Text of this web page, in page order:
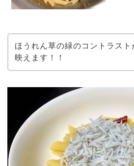
ほうれん草の緑のコントラスト
映えます！！